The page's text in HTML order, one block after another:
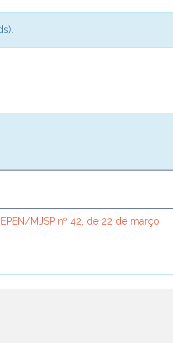
MJSP nº 42, de 22 de março